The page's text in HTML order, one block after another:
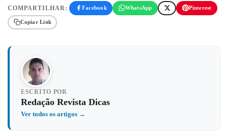
COMPARTILHAR: Facebook WhatsApp Pinterest
Copiar Link
ESCRITO POR
Redação Revista Dicas
Ver todos os artigos →